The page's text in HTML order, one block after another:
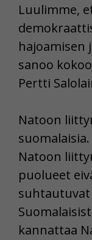
Luulimme,
hajoamisen
sanoo
Pertti
Natoon
Natoon
puolueet
suhtautuvat
kannattaa